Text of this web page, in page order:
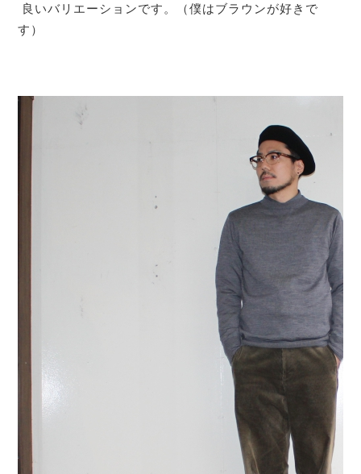
良いバリエーションです。（僕はブラウンが好きで
す）